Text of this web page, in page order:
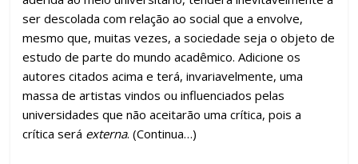
ser descolada com relação ao social que a envolve,
mesmo que, muitas vezes, a sociedade seja o objeto de
estudo de parte do mundo acadêmico. Adicione os
autores citados acima e terá, invariavelmente, uma
massa de artistas vindos ou influenciados pelas
universidades que não aceitarão uma crítica, pois a
crítica será externa. (Continua…)